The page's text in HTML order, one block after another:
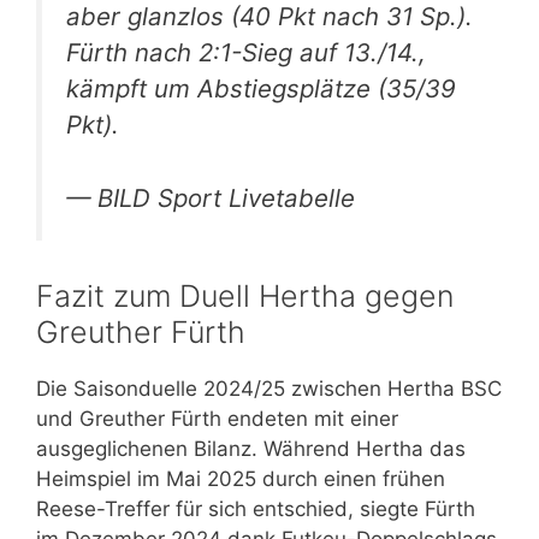
aber glanzlos (40 Pkt nach 31 Sp.).
Fürth nach 2:1-Sieg auf 13./14.,
kämpft um Abstiegsplätze (35/39
Pkt).
— BILD Sport Livetabelle
Fazit zum Duell Hertha gegen
Greuther Fürth
Die Saisonduelle 2024/25 zwischen Hertha BSC
und Greuther Fürth endeten mit einer
ausgeglichenen Bilanz. Während Hertha das
Heimspiel im Mai 2025 durch einen frühen
Reese-Treffer für sich entschied, siegte Fürth